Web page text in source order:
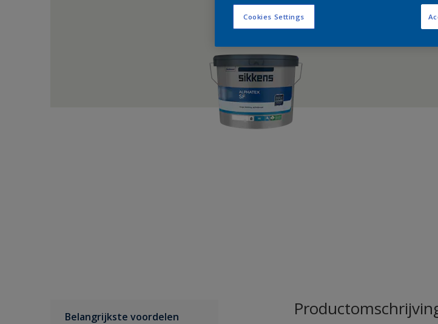
Belangrijkste voordelen
Cookies Settings